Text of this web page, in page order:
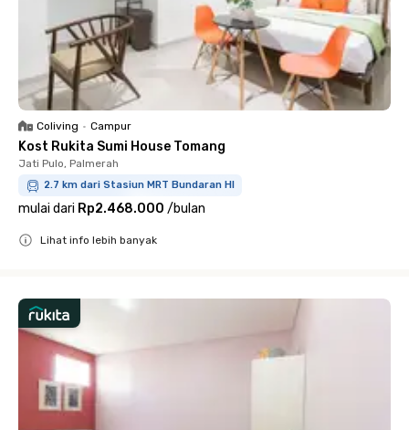
Coliving • Campur
Kost Rukita Sumi House Tomang
Jati Pulo, Palmerah
2.7 km dari Stasiun MRT Bundaran HI
mulai dari Rp2.468.000 /bulan
Lihat info lebih banyak